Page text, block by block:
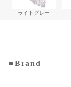
ライトグレー
■Brand